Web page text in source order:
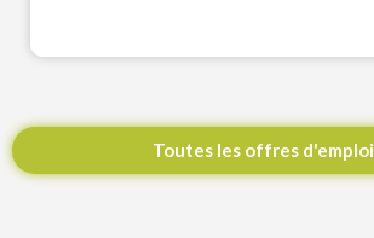
Toutes les offres d'emploi